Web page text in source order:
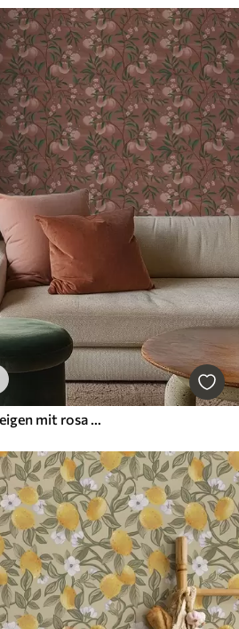
Tapeten Pfirsiche an Zweigen mit rosa Blüten, terrakottafarbener Boden